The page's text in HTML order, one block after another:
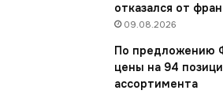
отказался от
09.08.2026
По предложению
цены на 94
ассортимента